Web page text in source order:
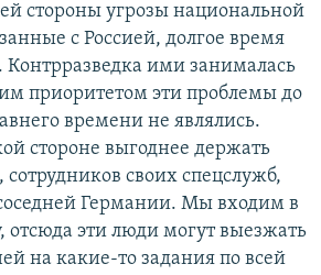
стороны угрозы национальной
с Россией, долгое время
Контрразведка ими занималась
приоритетом эти проблемы до
времени не являлись.
стороне выгоднее держать
сотрудников своих спецслужб,
Германии. Мы входим в
эти люди могут выезжать
на какие-то задания по всей